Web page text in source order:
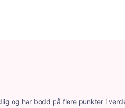
og har bodd på flere punkter i